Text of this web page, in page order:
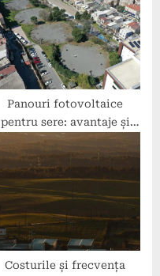
Panouri fotovoltaice
pentru sere: avantaje și
eficiență
Costurile și frecvența